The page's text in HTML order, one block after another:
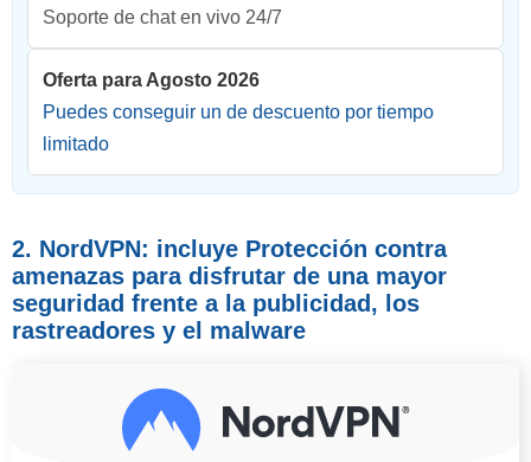
Soporte de chat en vivo 24/7
Oferta para Agosto 2026
Puedes conseguir un de descuento por tiempo
limitado
2. NordVPN: incluye Protección contra
amenazas para disfrutar de una mayor
seguridad frente a la publicidad, los
rastreadores y el malware